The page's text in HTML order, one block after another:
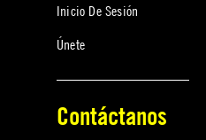
Inicio De Sesión
Únete
Contáctanos